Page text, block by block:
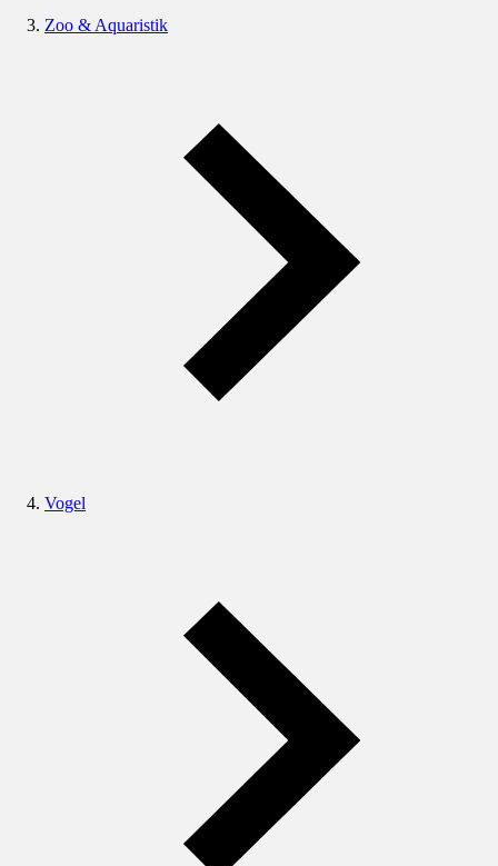
Zoo & Aquaristik
Vogel